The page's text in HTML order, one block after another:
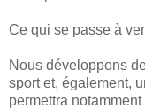
Ce qui se passe à
Nous développons
sport et, également,
permettra